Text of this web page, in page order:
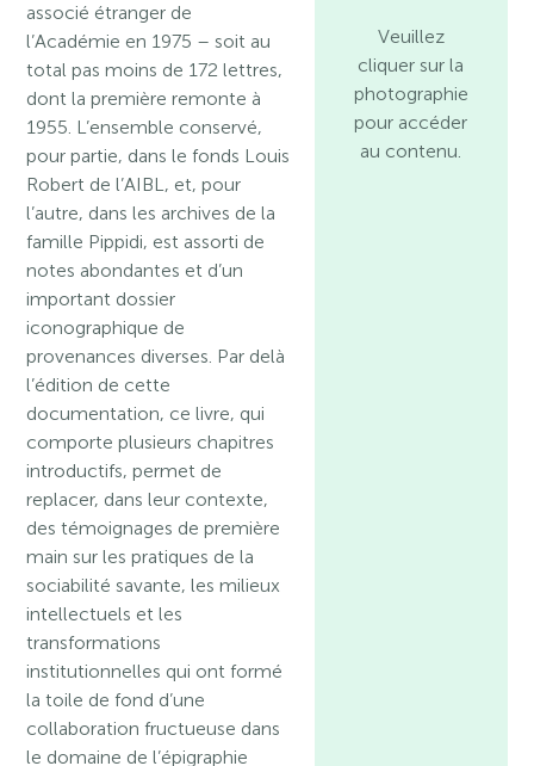
associé étranger de
l’Académie en 1975 – soit au
total pas moins de 172 lettres,
dont la première remonte à
1955. L’ensemble conservé,
pour partie, dans le fonds Louis
Robert de l’AIBL, et, pour
l’autre, dans les archives de la
famille Pippidi, est assorti de
notes abondantes et d’un
important dossier
iconographique de
provenances diverses. Par delà
l’édition de cette
documentation, ce livre, qui
comporte plusieurs chapitres
introductifs, permet de
replacer, dans leur contexte,
des témoignages de première
main sur les pratiques de la
sociabilité savante, les milieux
intellectuels et les
transformations
institutionnelles qui ont formé
la toile de fond d’une
collaboration fructueuse dans
le domaine de l’épigraphie
Veuillez
cliquer sur la
photographie
pour accéder
au contenu.